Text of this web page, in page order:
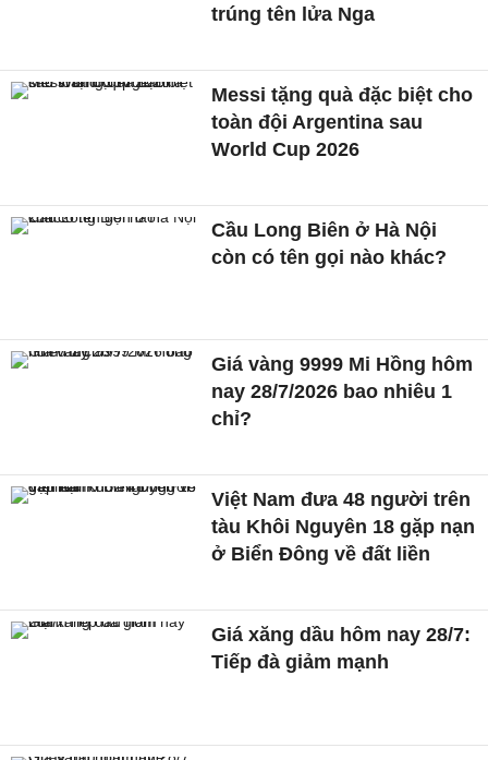
trúng tên lửa Nga
Messi tặng quà đặc biệt cho
toàn đội Argentina sau
World Cup 2026
Cầu Long Biên ở Hà Nội
còn có tên gọi nào khác?
Giá vàng 9999 Mi Hồng hôm
nay 28/7/2026 bao nhiêu 1
chỉ?
Việt Nam đưa 48 người trên
tàu Khôi Nguyên 18 gặp nạn
ở Biển Đông về đất liền
Giá xăng dầu hôm nay 28/7:
Tiếp đà giảm mạnh